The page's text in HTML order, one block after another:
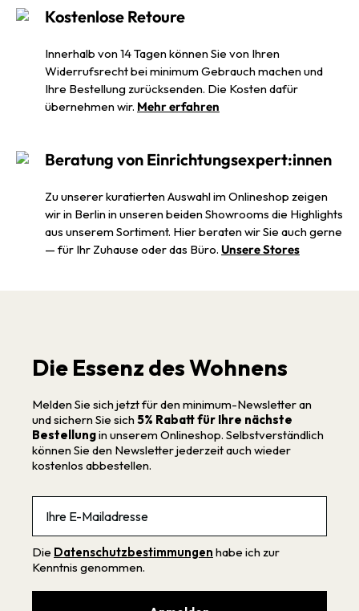
Kostenlose Retoure
Innerhalb von 14 Tagen können Sie von Ihren
Widerrufsrecht bei minimum Gebrauch machen und
Ihre Bestellung zurücksenden. Die Kosten dafür
übernehmen wir. Mehr erfahren
Beratung von Einrichtungsexpert:innen
Zu unserer kuratierten Auswahl im Onlineshop zeigen
wir in Berlin in unseren beiden Showrooms die Highlights
aus unserem Sortiment. Hier beraten wir Sie auch gerne
— für Ihr Zuhause oder das Büro. Unsere Stores
Die Essenz des Wohnens
Melden Sie sich jetzt für den minimum-Newsletter an
und sichern Sie sich 5% Rabatt für Ihre nächste
Bestellungin unserem Onlineshop. Selbstverständlich
können Sie den Newsletter jederzeit auch wieder
kostenlos abbestellen.
Die Datenschutzbestimmungen habe ich zur
Kenntnis genommen.